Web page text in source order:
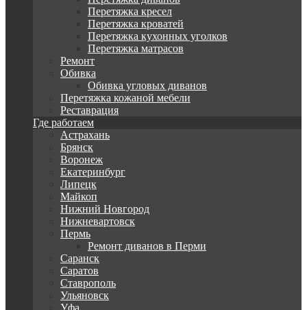
Перетяжка кресел
Перетяжка кроватей
Перетяжка кухонных уголков
Перетяжка матрасов
Ремонт
Обивка
Обивка угловых диванов
Перетяжка кожаной мебели
Реставрация
Где работаем
Астрахань
Брянск
Воронеж
Екатеринбург
Липецк
Майкоп
Нижний Новгород
Нижневартовск
Пермь
Ремонт диванов в Перми
Саранск
Саратов
Ставрополь
Ульяновск
Уфа